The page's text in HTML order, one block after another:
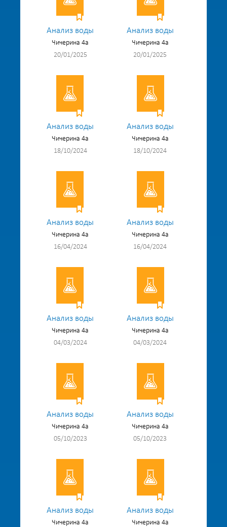
Анализ воды
Чичерина 4а
20/01/2025
Анализ воды
Чичерина 4а
20/01/2025
Анализ воды
Чичерина 4а
18/10/2024
Анализ воды
Чичерина 4а
18/10/2024
Анализ воды
Чичерина 4а
16/04/2024
Анализ воды
Чичерина 4а
16/04/2024
Анализ воды
Чичерина 4а
04/03/2024
Анализ воды
Чичерина 4а
04/03/2024
Анализ воды
Чичерина 4а
05/10/2023
Анализ воды
Чичерина 4а
05/10/2023
Анализ воды
Чичерина 4а
Анализ воды
Чичерина 4а